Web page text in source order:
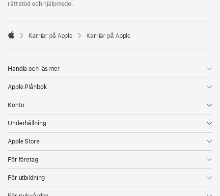
rätt stöd och hjälpmedel.

Karriär på Apple Karriär på Apple
Handla och läs mer
Apple Plånbok
Konto
Underhållning
Apple Store
För företag
För utbildning